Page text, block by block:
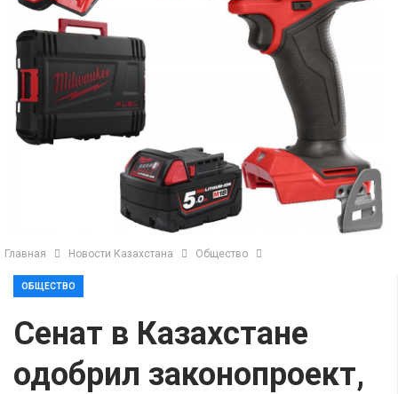
Главная Новости Казахстана Общество
ОБЩЕСТВО
Сенат в Казахстане
одобрил законопроект,